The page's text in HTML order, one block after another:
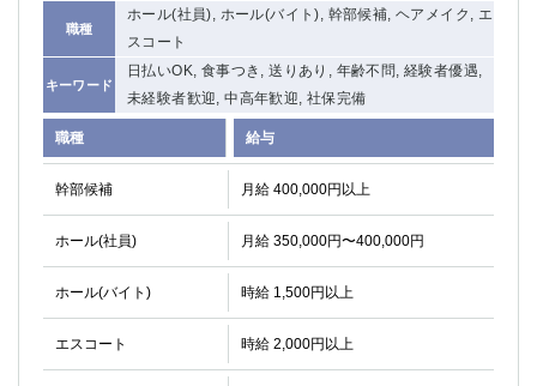
職種
ホール(社員), ホール(バイト), 幹部候補, ヘアメイク, エ
スコート
キーワード
日払いOK, 食事つき, 送りあり, 年齢不問, 経験者優遇,
未経験者歓迎, 中高年歓迎, 社保完備
職種 給与
幹部候補 月給 400,000円以上
ホール(社員) 月給 350,000円〜400,000円
ホール(バイト) 時給 1,500円以上
エスコート 時給 2,000円以上
成増駅徒歩3分の好立地！①JR埼京線「赤羽駅」から徒歩2分 ②東
三軒茶屋（南口）
①歌舞伎町 ②新宿 ③西部新宿 ③東新宿
①歌舞伎町 ②新宿
①銀座 ②新橋
錦糸町(南口)
蒲田(西口)
清瀬（南口）
①東武練馬 ②成増・板橋 ③大山 ②池袋
池袋東口
金町
大井町
亀戸
水道橋
荻窪
浅草
新小岩
幡ヶ谷